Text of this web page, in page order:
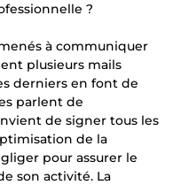
?
à communiquer
plusieurs mails
derniers en font de
parlent de
de signer tous les
de la
pour assurer le
son activité. La